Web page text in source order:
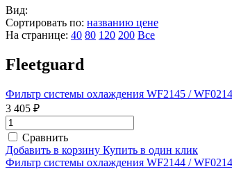
Вид:
Сортировать по: названию цене
На странице: 40 80 120 200 Все
Fleetguard
Фильтр системы охлаждения WF2145 /
3 405 ₽
Сравнить
Добавить в корзину Купить в один клик
Фильтр системы охлаждения WF2144 /